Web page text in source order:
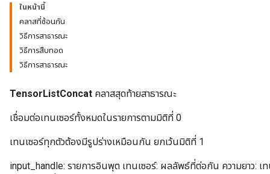
ในหน้านี้
คลาสที่ซ้อนกัน
วิธีการสาธารณะ
วิธีการสืบทอด
วิธีการสาธารณะ
TensorListConcat คลาสสุดท้ายสาธารณะ
เชื่อมต่อเทนเซอร์ทั้งหมดในรายการตามมิติที่ 0
เทนเซอร์ทุกตัวต้องมีรูปร่างเหมือนกัน ยกเว้นมิติที่ 1
input_handle: รายการอินพุต เทนเซอร์: ผลลัพธ์ที่ต่อกัน ความยาว: เ